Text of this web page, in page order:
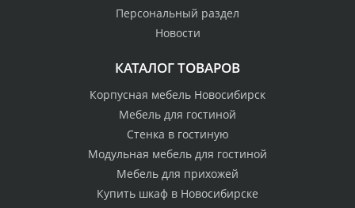
Персональный раздел
Новости
КАТАЛОГ ТОВАРОВ
Корпусная мебель Новосибирск
Мебель для гостиной
Стенка в гостиную
Модульная мебель для гостиной
Мебель для прихожей
Купить шкаф в Новосибирске